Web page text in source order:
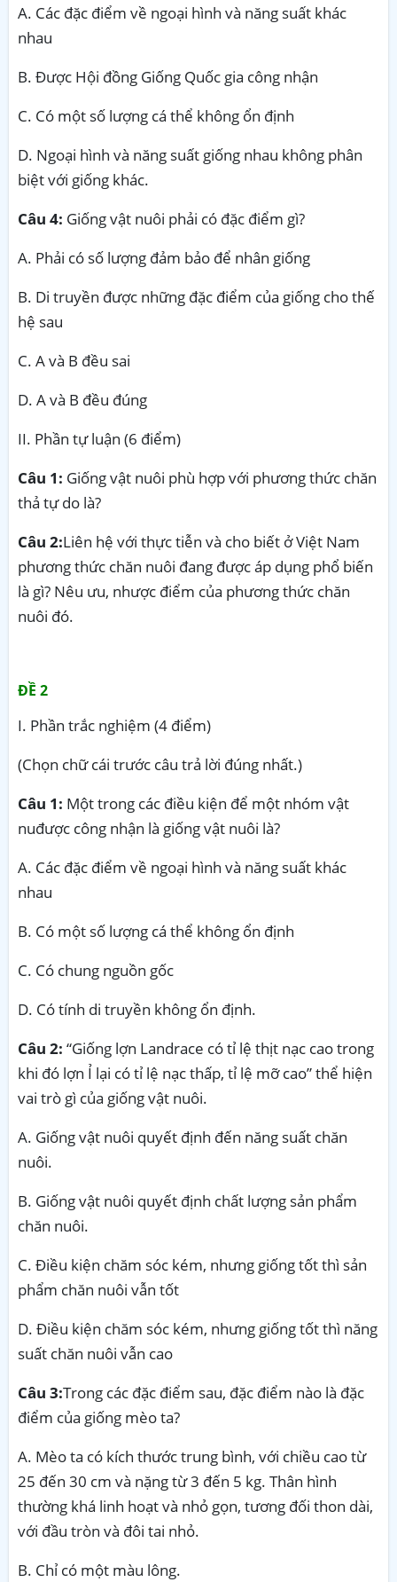
A. Các đặc điểm về ngoại hình và năng suất khác
nhau
B. Được Hội đồng Giống Quốc gia công nhận
C. Có một số lượng cá thể không ổn định
D. Ngoại hình và năng suất giống nhau không phân
biệt với giống khác.
Câu 4: Giống vật nuôi phải có đặc điểm gì?
A. Phải có số lượng đảm bảo để nhân giống
B. Di truyền được những đặc điểm của giống cho thế
hệ sau
C. A và B đều sai
D. A và B đều đúng
II. Phần tự luận (6 điểm)
Câu 1: Giống vật nuôi phù hợp với phương thức chăn
thả tự do là?
Câu 2:Liên hệ với thực tiễn và cho biết ở Việt Nam
phương thức chăn nuôi đang được áp dụng phổ biến
là gì? Nêu ưu, nhược điểm của phương thức chăn
nuôi đó.
ĐỀ 2
I. Phần trắc nghiệm (4 điểm)
(Chọn chữ cái trước câu trả lời đúng nhất.)
Câu 1: Một trong các điều kiện để một nhóm vật
nuđược công nhận là giống vật nuôi là?
A. Các đặc điểm về ngoại hình và năng suất khác
nhau
B. Có một số lượng cá thể không ổn định
C. Có chung nguồn gốc
D. Có tính di truyền không ổn định.
Câu 2: “Giống lợn Landrace có tỉ lệ thịt nạc cao trong
khi đó lợn Ỉ lại có tỉ lệ nạc thấp, tỉ lệ mỡ cao” thể hiện
vai trò gì của giống vật nuôi.
A. Giống vật nuôi quyết định đến năng suất chăn
nuôi.
B. Giống vật nuôi quyết định chất lượng sản phẩm
chăn nuôi.
C. Điều kiện chăm sóc kém, nhưng giống tốt thì sản
phẩm chăn nuôi vẫn tốt
D. Điều kiện chăm sóc kém, nhưng giống tốt thì năng
suất chăn nuôi vẫn cao
Câu 3:Trong các đặc điểm sau, đặc điểm nào là đặc
điểm của giống mèo ta?
A. Mèo ta có kích thước trung bình, với chiều cao từ
25 đến 30 cm và nặng từ 3 đến 5 kg. Thân hình
thường khá linh hoạt và nhỏ gọn, tương đối thon dài,
với đầu tròn và đôi tai nhỏ.
B. Chỉ có một màu lông.